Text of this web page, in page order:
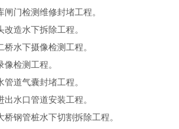
门检测维修封堵工程。
造水下拆除工程。
水下摄像检测工程。
检测工程。
道气囊封堵工程。
水口管道安装工程。
钢管桩水下切割拆除工程。